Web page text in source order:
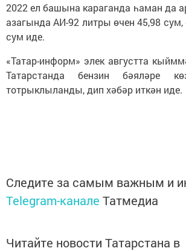
2022 ел башына караганда һаман да
азагында АИ-92 литры өчен 45,98 сум,
сум иде.
«Татар-информ» элек августта
Татарстанда бензин бәяләре
тотрыклыланды, дип хәбәр иткән иде.
Следите за самым важным и
Telegram-канале Татмедиа
Читайте новости Татарстана в